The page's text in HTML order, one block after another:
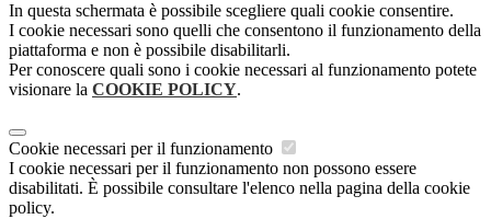
In questa schermata è possibile scegliere quali cookie consentire.
I cookie necessari sono quelli che consentono il funzionamento della
piattaforma e non è possibile disabilitarli.
Per conoscere quali sono i cookie necessari al funzionamento potete
visionare la COOKIE POLICY.
Cookie necessari per il funzionamento
I cookie necessari per il funzionamento non possono essere
disabilitati. È possibile consultare l'elenco nella pagina della cookie
policy.